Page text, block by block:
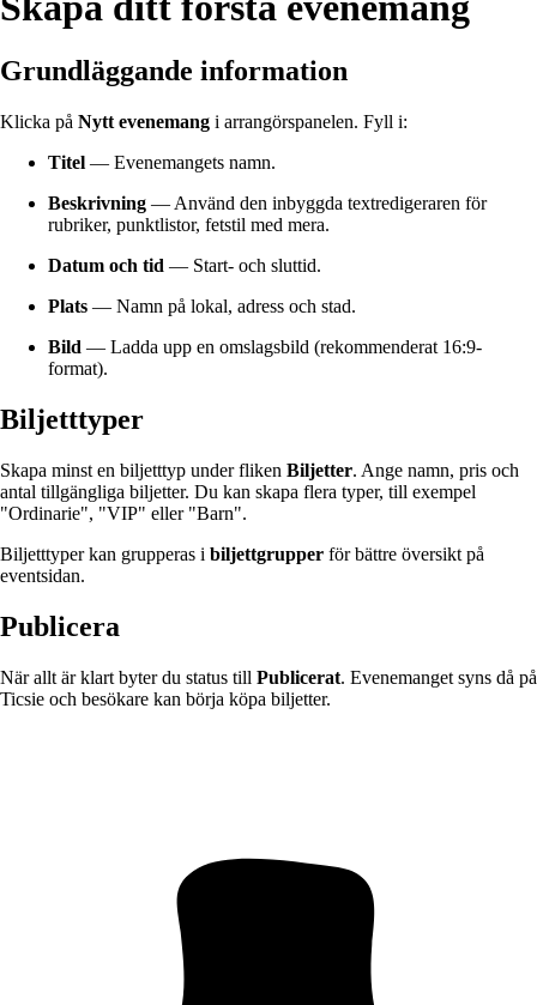
Grundläggande information
Klicka på Nytt evenemang i arrangörspanelen. Fyll i:
Titel — Evenemangets namn.
Beskrivning — Använd den inbyggda textredigeraren för
rubriker, punktlistor, fetstil med mera.
Datum och tid — Start- och sluttid.
Plats — Namn på lokal, adress och stad.
Bild — Ladda upp en omslagsbild (rekommenderat 16:9-
format).
Biljetttyper
Skapa minst en biljetttyp under fliken Biljetter. Ange namn, pris och
antal tillgängliga biljetter. Du kan skapa flera typer, till exempel
"Ordinarie", "VIP" eller "Barn".
Biljetttyper kan grupperas i biljettgrupper för bättre översikt på
eventsidan.
Publicera
När allt är klart byter du status till Publicerat. Evenemanget syns då på
Ticsie och besökare kan börja köpa biljetter.